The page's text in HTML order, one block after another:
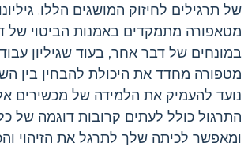
של תרגילים לחיזוק המושגים הללו.
מטאפורה מתמקדים באמנות הביטוי של
במונחים של דבר אחר, בעוד שגיליון
מטפורה מחדד את היכולת להבחין בין
נועד להעמיק את הלמידה של מכשירים
התרגול כולל לעתים קרובות דוגמה של
ומאפשר לכיתה שלך לתרגל את הזיהוי